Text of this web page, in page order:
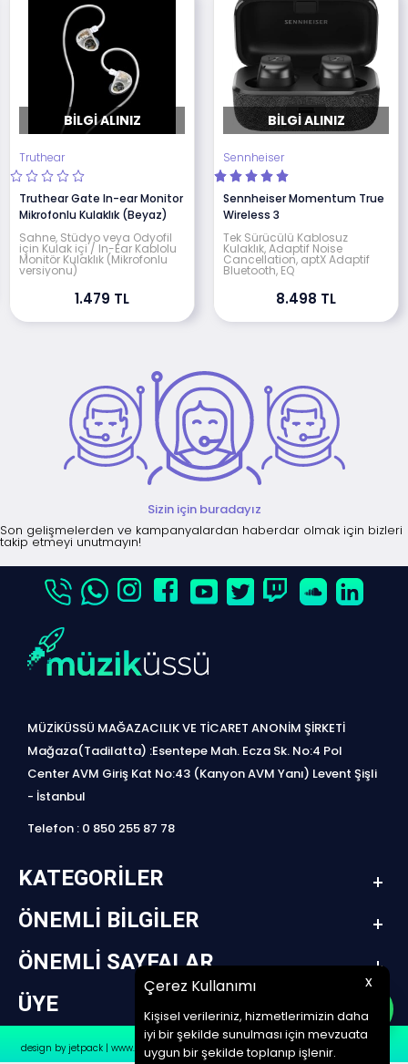
Çerez Kullanımı x
Kişisel verileriniz, hizmetlerimizin daha
iyi bir şekilde sunulması için mevzuata
uygun bir şekilde toplanıp işlenir.
BILGI ALINIZ
Truthear
Truthear Gate In-ear Monitor
Mikrofonlu Kulaklık (Beyaz)
Sahne, Stüdyo veya Odyofil
için Kulak içi / In-Ear Kablolu
Monitör Kulaklık (Mikrofonlu
versiyonu)
1.479 TL
BILGI ALINIZ
Sennheiser
Sennheiser Momentum True
Wireless 3
Tek Sürücülü Kablosuz
Kulaklık, Adaptif Noise
Cancellation, aptX Adaptif
Bluetooth, EQ
8.498 TL
Sizin için buradayız
Son gelişmelerden ve kampanyalardan haberdar olmak için bizleri
takip etmeyi unutmayın!
MÜZİKÜSSÜ MAĞAZACILIK VE TİCARET ANONİM ŞİRKETİ
Mağaza(Tadilatta) :Esentepe Mah. Ecza Sk. No:4 Pol
Center AVM Giriş Kat No:43 (Kanyon AVM Yanı) Levent Şişli
- İstanbul
Telefon : 0 850 255 87 78
KATEGORILER
ÖNEMLI BILGILER
ÖNEMLI SAYFALAR
ÜYE
design by jetpack | www.müziküssü.com | copyright ©2022 Tüm hakları saklıdır.